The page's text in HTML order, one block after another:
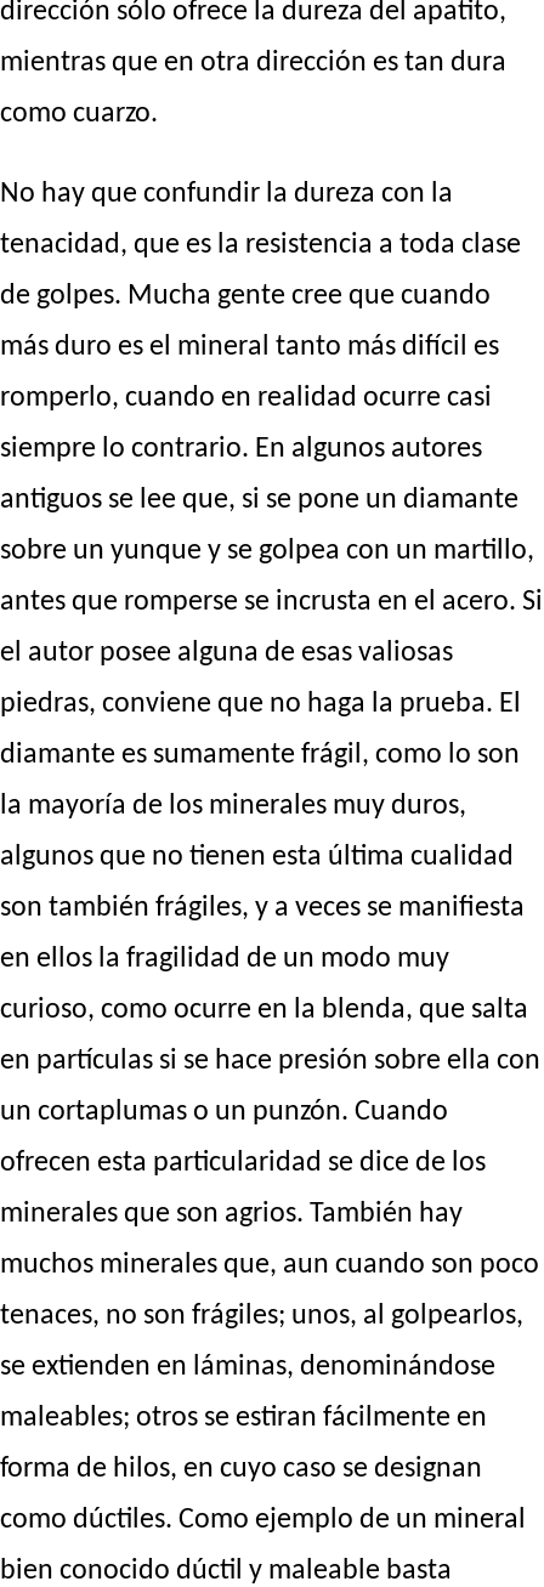
dirección sólo ofrece la dureza del apatito,
mientras que en otra dirección es tan dura
como cuarzo.
No hay que confundir la dureza con la
tenacidad, que es la resistencia a toda clase
de golpes. Mucha gente cree que cuando
más duro es el mineral tanto más difícil es
romperlo, cuando en realidad ocurre casi
siempre lo contrario. En algunos autores
antiguos se lee que, si se pone un diamante
sobre un yunque y se golpea con un martillo,
antes que romperse se incrusta en el acero. Si
el autor posee alguna de esas valiosas
piedras, conviene que no haga la prueba. El
diamante es sumamente frágil, como lo son
la mayoría de los minerales muy duros,
algunos que no tienen esta última cualidad
son también frágiles, y a veces se manifiesta
en ellos la fragilidad de un modo muy
curioso, como ocurre en la blenda, que salta
en partículas si se hace presión sobre ella con
un cortaplumas o un punzón. Cuando
ofrecen esta particularidad se dice de los
minerales que son agrios. También hay
muchos minerales que, aun cuando son poco
tenaces, no son frágiles; unos, al golpearlos,
se extienden en láminas, denominándose
maleables; otros se estiran fácilmente en
forma de hilos, en cuyo caso se designan
como dúctiles. Como ejemplo de un mineral
bien conocido dúctil y maleable basta